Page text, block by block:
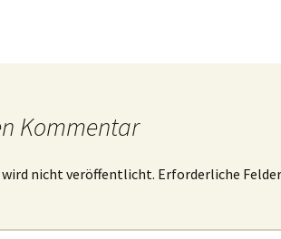
Kommentar
wird nicht veröffentlicht. Erforderliche